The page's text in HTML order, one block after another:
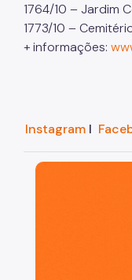
1764/10 – Jardim
1773/10 –
+ informações:
InstagramI
São Paulo,